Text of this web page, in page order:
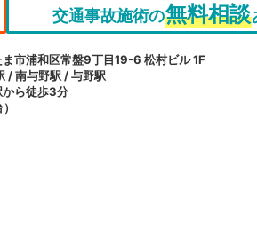
交通事故施術の無料相談
市浦和区常盤9丁目19-6 松村ビル 1F
/ 南与野駅 / 与野駅
から徒歩3分